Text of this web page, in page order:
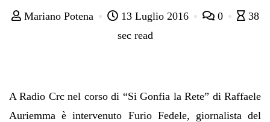
Mariano Potena 13 Luglio 2016 0
38
sec read
A Radio Crc nel corso di “Si Gonfia la Rete” di Raffaele
Auriemma è intervenuto Furio Fedele, giornalista del